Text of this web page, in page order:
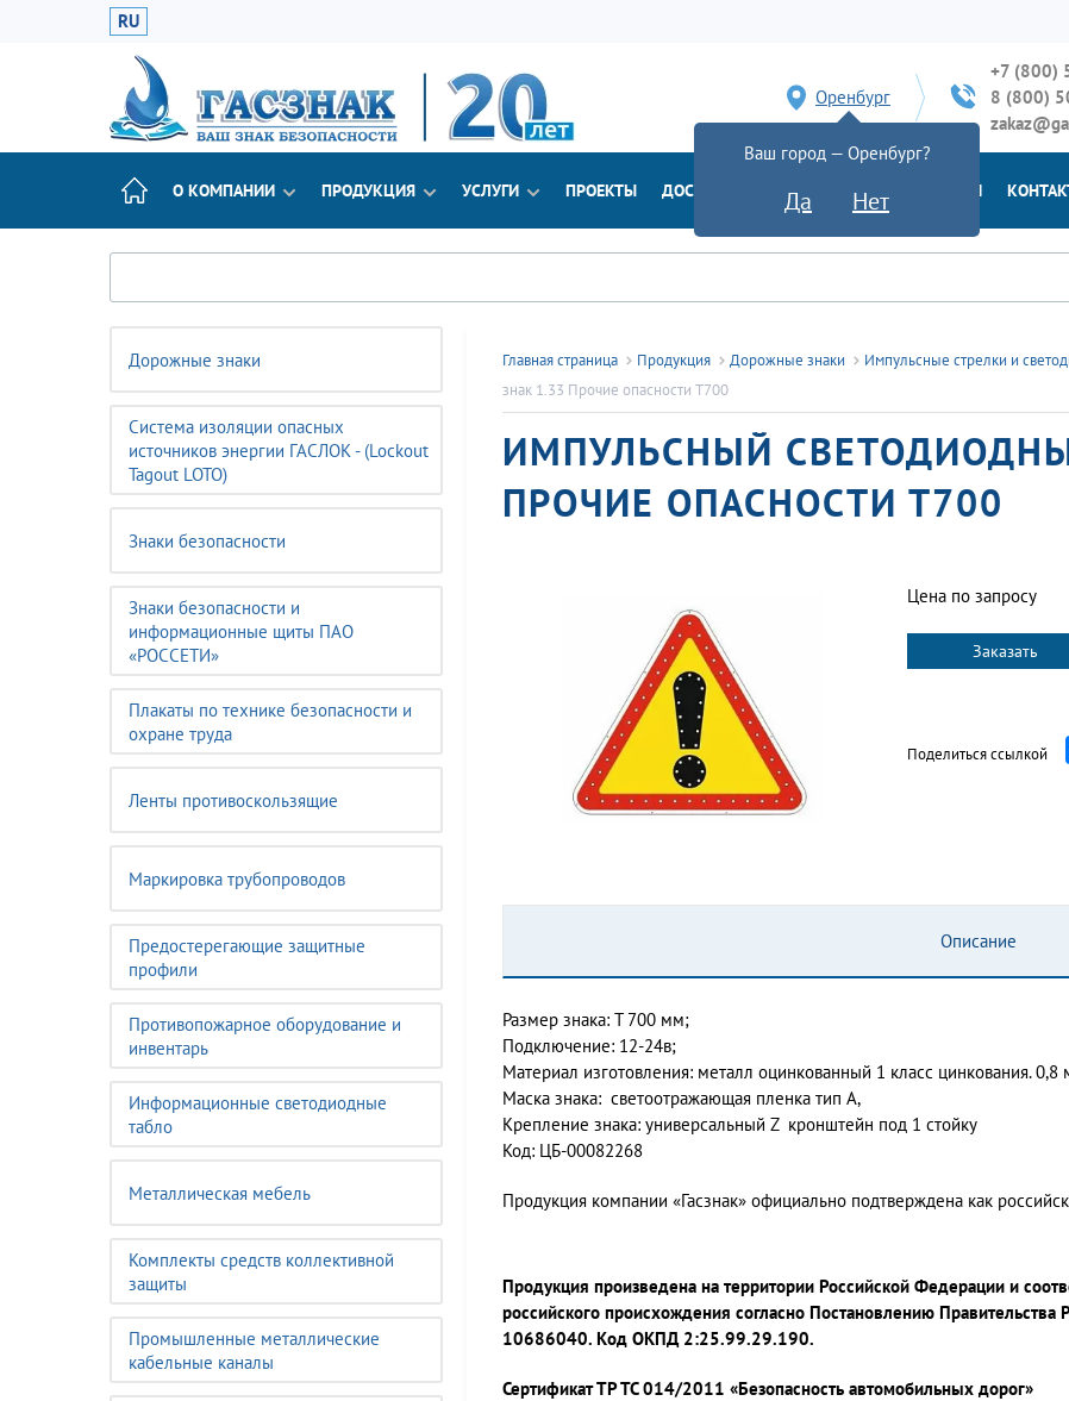
RU
Оренбург
Ваш город — Оренбург?
Да Нет
+7 (800)
8 (800)
О КОМПАНИИ ПРОДУКЦИЯ УСЛУГИ ПРОЕКТЫ ДОСТАВКА ДОКУМЕНТЫ НОВОСТИ
Дорожные знаки
Система изоляции опасных
источников энергии ГАСЛОК - (Lockout
Tagout LOTO)
Знаки безопасности
Знаки безопасности и
информационные щиты ПАО
«РОССЕТИ»
Плакаты по технике безопасности и
охране труда
Ленты противоскользящие
Маркировка трубопроводов
Предостерегающие защитные
профили
Противопожарное оборудование и
инвентарь
Информационные светодиодные
табло
Металлическая мебель
Комплекты средств коллективной
защиты
Промышленные металлические
кабельные каналы
Главная страница Продукция Дорожные знаки Импульсные стрелки и
знак 1.33 Прочие опасности Т700
ИМПУЛЬСНЫЙ
ПРОЧИЕ ОПАСНОСТИ Т700
Цена по запросу
Заказать
Поделиться ссылкой
Описание
Размер знака: Т 700 мм;
Подключение: 12-24в;
Материал изготовления: металл оцинкованный 1 класс цинкования. 0,8
Маска знака: светоотражающая пленка тип А,
Крепление знака: универсальный Z кронштейн под 1 стойку
Код: ЦБ-00082268
Продукция компании «Гасзнак» официально подтверждена как
Продукция произведена на территории Российской Федерации и
российского происхождения согласно Постановлению
10686040. Код ОКПД 2:25.99.29.190.
Сертификат ТР ТС 014/2011 «Безопасность автомобильных дорог»